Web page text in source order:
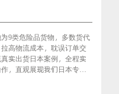
9类危险品货物，多数货代
高物流成本，耽误订单交
实出货日本案例，全程实
，直观展现我们日本专线